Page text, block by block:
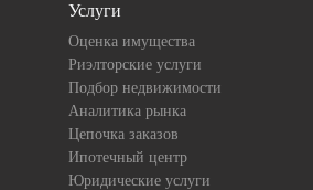
Услуги
Оценка имущества
Риэлторские услуги
Подбор недвижимости
Аналитика рынка
Цепочка заказов
Ипотечный центр
Юридические услуги